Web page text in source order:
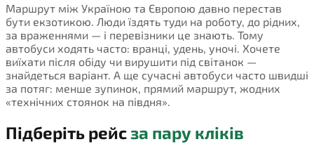
Маршрут між Україною та Європою давно перестав
бути екзотикою. Люди їздять туди на роботу, до рідних,
за враженнями — і перевізники це знають. Тому
автобуси ходять часто: вранці, удень, уночі. Хочете
виїхати після обіду чи вирушити під світанок —
знайдеться варіант. А ще сучасні автобуси часто швидші
за потяг: менше зупинок, прямий маршрут, жодних
«технічних стоянок на півдня».
Підберіть рейсза пару кліків